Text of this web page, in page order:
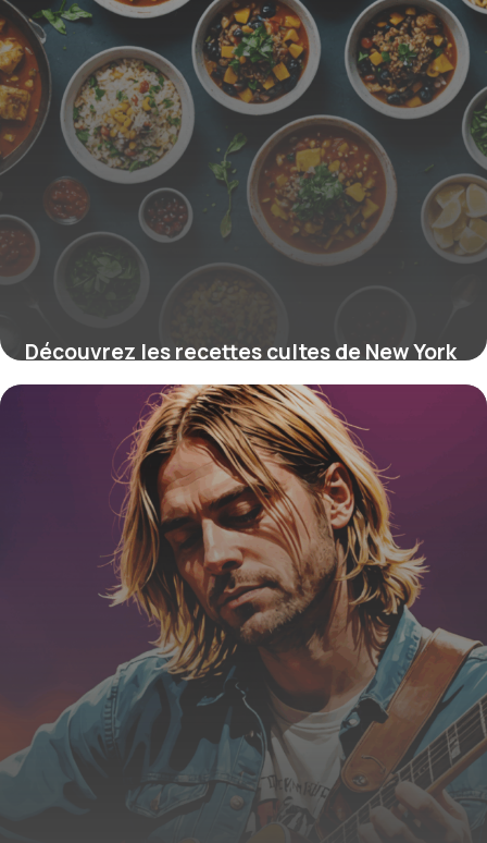
Découvrez les recettes cultes de New York
qui font vibrer la ville et révèlent ses
secrets culinaires exclusifs